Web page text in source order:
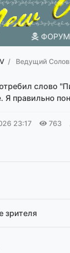
ФОРУМ
Ведущий
слово
правильно
23:17 763
зрителя